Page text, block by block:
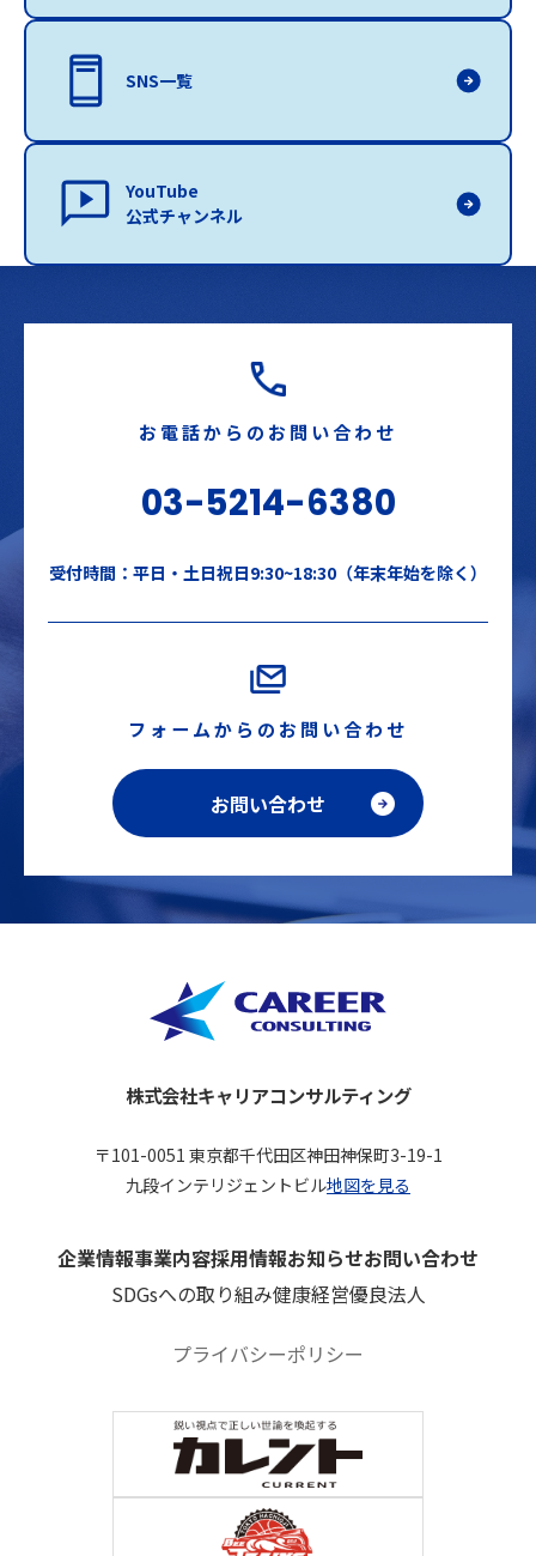
SNS一覧
YouTube
公式チャンネル
お電話からのお問い合わせ
03-5214-6380
受付時間：平日・土日祝日9:30~18:30（年末年始を除く）
フォームからのお問い合わせ
お問い合わせ
株式会社キャリアコンサルティング
〒101-0051 東京都千代田区神田神保町3-19-1
九段インテリジェントビル地図を見る
企業情報事業内容採用情報お知らせお問い合わせ
SDGsへの取り組み健康経営優良法人
プライバシーポリシー